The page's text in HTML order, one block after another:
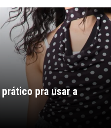
pra usar a